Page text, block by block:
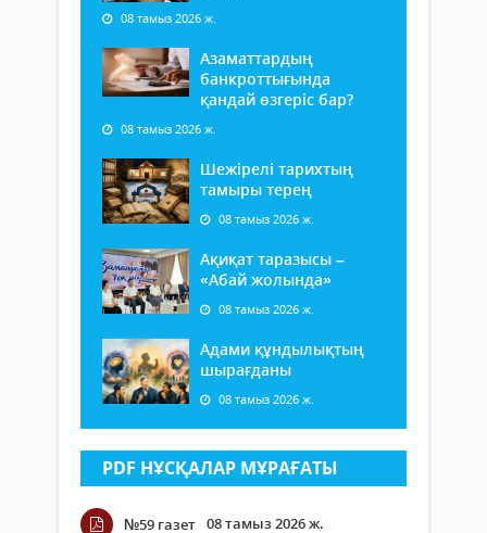
08 тамыз 2026 ж.
Азаматтардың
банкроттығында
қандай өзгеріс бар?
08 тамыз 2026 ж.
Шежірелі тарихтың
тамыры терең
08 тамыз 2026 ж.
Ақиқат таразысы –
«Абай жолында»
08 тамыз 2026 ж.
Адами құндылықтың
шырағданы
08 тамыз 2026 ж.
PDF НҰСҚАЛАР МҰРАҒАТЫ
№59 газет 08 тамыз 2026 ж.